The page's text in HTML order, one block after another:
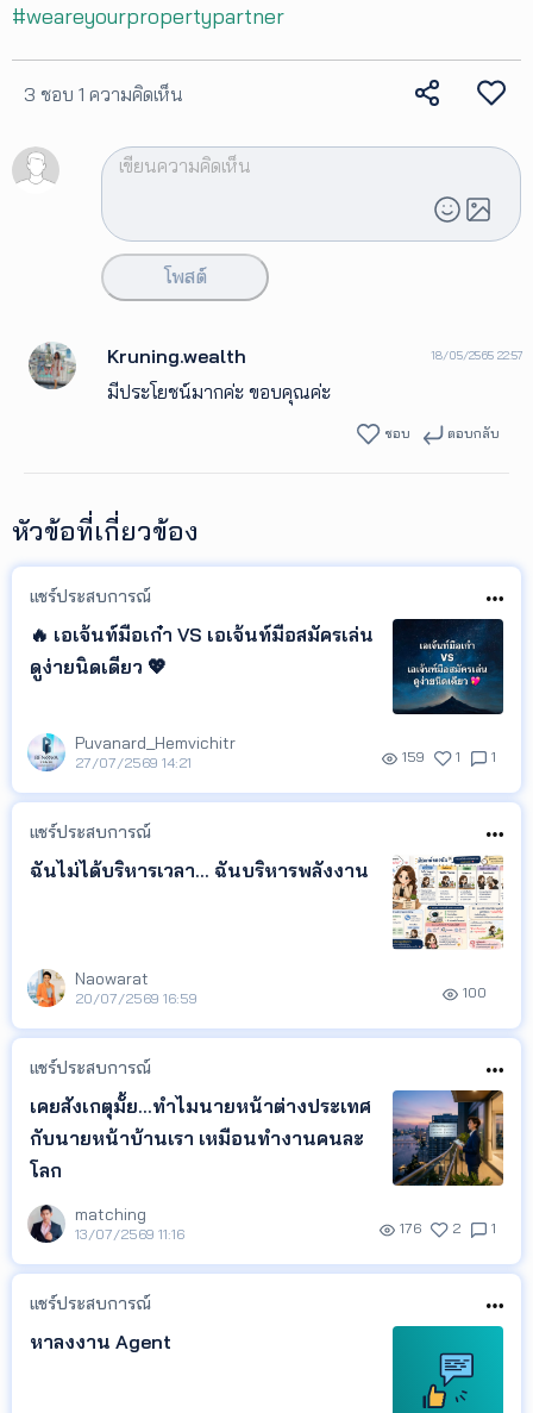
#weareyourpropertypartner
3 ชอบ 1 ความคิดเห็น
โพสต์
Kruning.wealth
มีประโยชน์มากค่ะ ขอบคุณค่ะ
18/05/2565 22:57
ชอบ ตอบกลับ
หัวข้อที่เกี่ยวข้อง
แชร์ประสบการณ์
🔥 เอเจ้นท์มือเก๋า VS เอเจ้นท์มือสมัครเล่น
ดูง่ายนิดเดียว 💖
Puvanard_Hemvichitr
27/07/2569 14:21 159 1 1
แชร์ประสบการณ์
ฉันไม่ได้บริหารเวลา... ฉันบริหารพลังงาน
Naowarat
20/07/2569 16:59 100
แชร์ประสบการณ์
เคยสังเกตุมั้ย...ทำไมนายหน้าต่างประเทศ
กับนายหน้าบ้านเรา เหมือนทำงานคนละ
โลก
matching
13/07/2569 11:16 176 2 1
แชร์ประสบการณ์
หาลงงาน Agent